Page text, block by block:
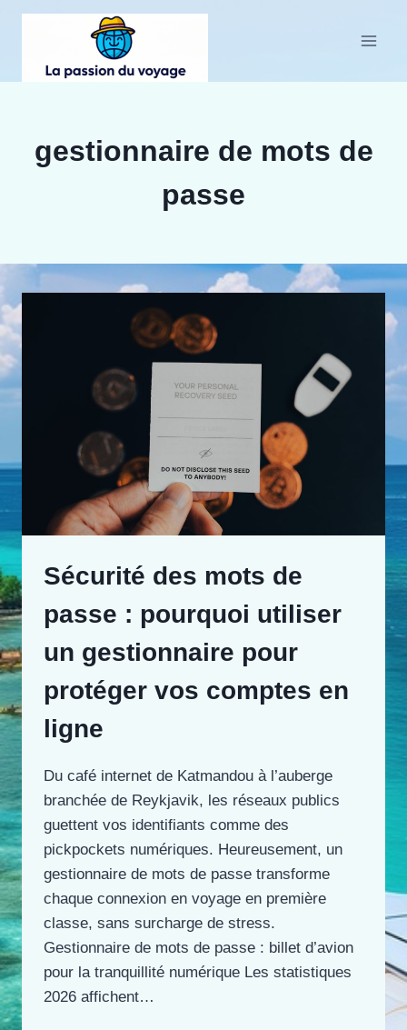
Aller
contenu
gestionnaire de mots de
passe
Sécurité des mots de
passe : pourquoi utiliser
un gestionnaire pour
protéger vos comptes en
ligne
Du café internet de Katmandou à l’auberge
branchée de Reykjavik, les réseaux publics
guettent vos identifiants comme des
pickpockets numériques. Heureusement, un
gestionnaire de mots de passe transforme
chaque connexion en voyage en première
classe, sans surcharge de stress.
Gestionnaire de mots de passe : billet d’avion
pour la tranquillité numérique Les statistiques
2026 affichent…